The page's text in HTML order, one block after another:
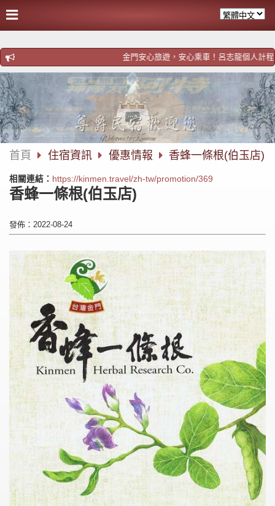
金門安心旅遊，安心乘車！呂志龍個人計
首頁 住宿資訊 優惠情報 香蜂一條根(伯玉店)
相關連結： https://kinmen.travel/zh-tw/promotion/369
香蜂一條根(伯玉店)
發佈：2022-08-24